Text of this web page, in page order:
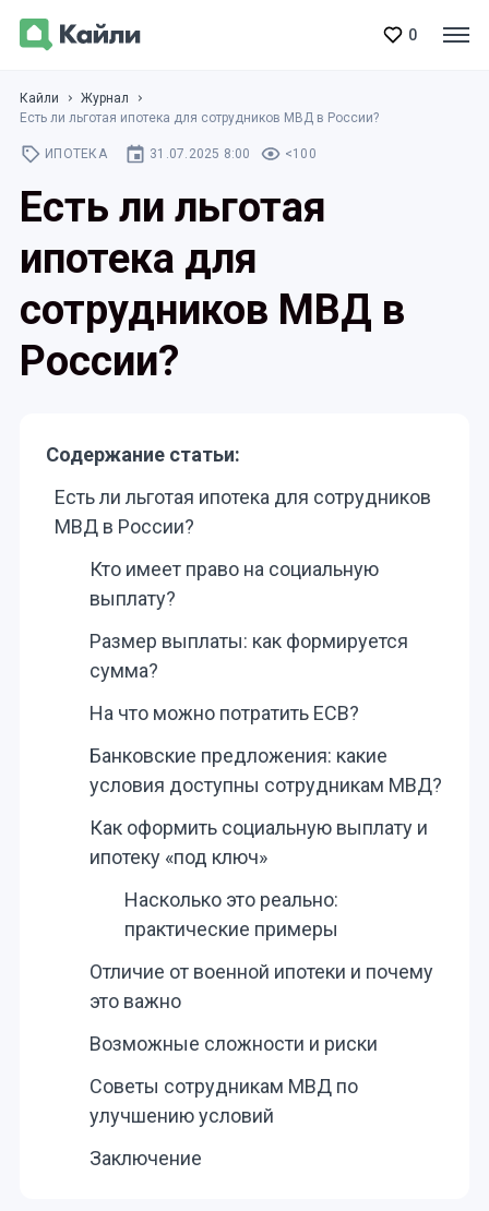
0
Кайли
Журнал
Есть ли льготая ипотека для сотрудников МВД в России?
ИПОТЕКА 31.07.2025 8:00 <100
Есть ли льготая
ипотека для
сотрудников МВД в
России?
Содержание статьи:
Есть ли льготая ипотека для сотрудников
МВД в России?
Кто имеет право на социальную
выплату?
Размер выплаты: как формируется
сумма?
На что можно потратить ЕСВ?
Банковские предложения: какие
условия доступны сотрудникам МВД?
Как оформить социальную выплату и
ипотеку «под ключ»
Насколько это реально:
практические примеры
Отличие от военной ипотеки и почему
это важно
Возможные сложности и риски
Советы сотрудникам МВД по
улучшению условий
Заключение